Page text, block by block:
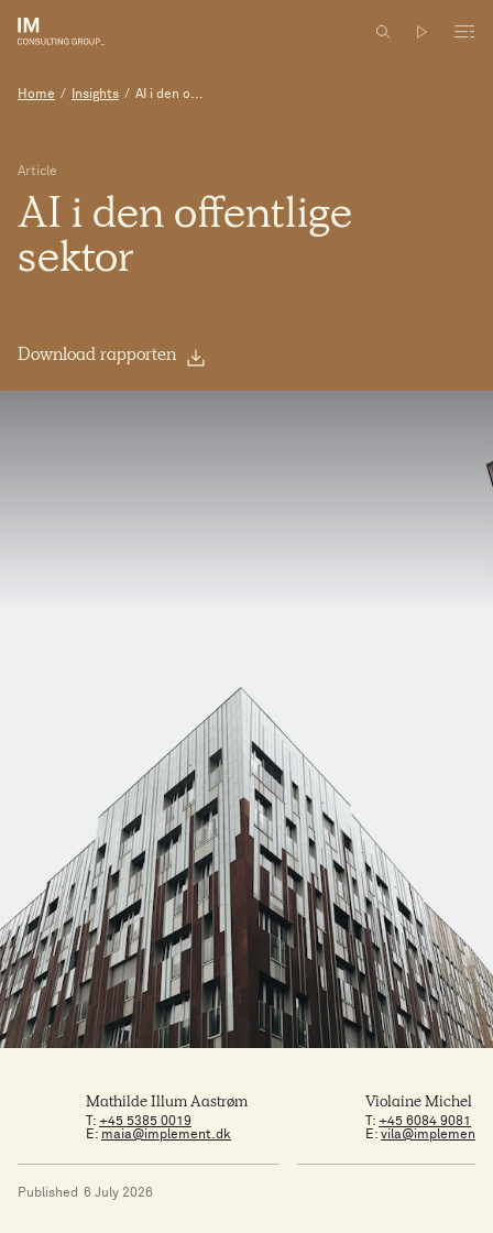
Home / Insights / AI i den o...
Article
AI i den offentlige
sektor
Download rapporten
T: +45 5385 0019
E: maia@implement.dk
Mathilde Illum Aastrøm
T:+45 6084 9081
E:
Violaine Michel
Published 6 July 2026